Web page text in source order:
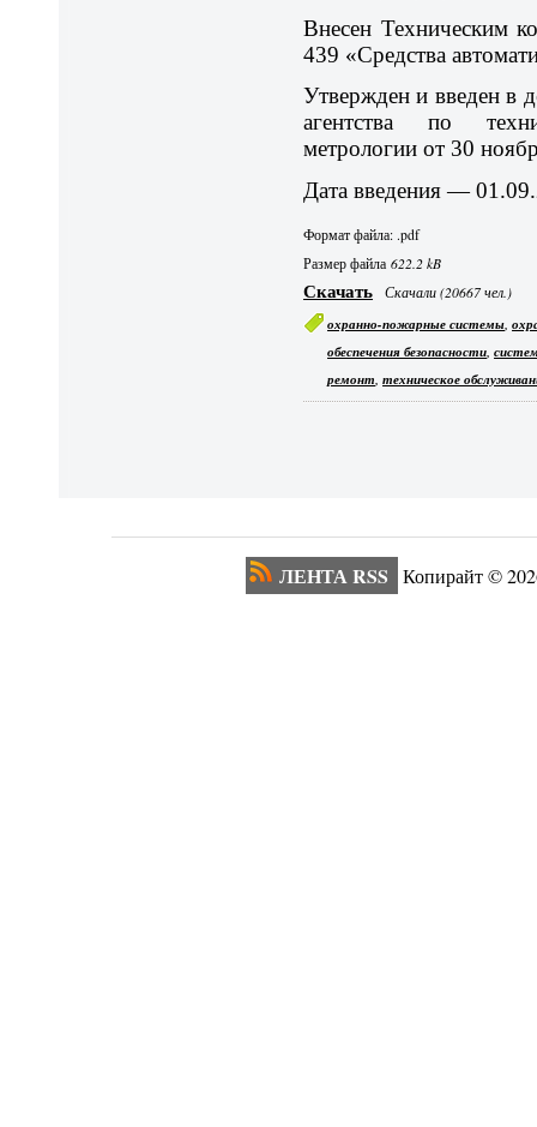
Внесен Техническим
439 «Средства
Утвержден и введен в
агентства по
метрологии от 30
Дата введения —
Формат файла: .pdf
Размер файла622.2 kB
Скачать Скачали (20667 чел.)
охранно-пожарные системы,
обеспечения безопасности,
ремонт,техническое
ЛЕНТА RSS Копирайт ©